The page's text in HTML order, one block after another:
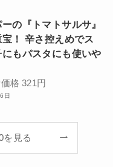
の『トマトサルサ』
！ 辛さ控えめでス
もパスタにも使いや
格 321円
日
を見る